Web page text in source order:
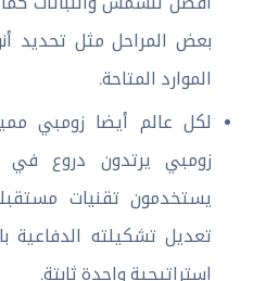
بعض المراحل مثل تحديد
الموارد المتاحة.
لكل عالم أيضا زومبي
زومبي يرتدون دروع في
يستخدمون تقنيات
تعديل تشكيلته الدفاعية
استراتيجية واحدة ثابتة.